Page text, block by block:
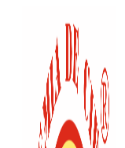
contenido